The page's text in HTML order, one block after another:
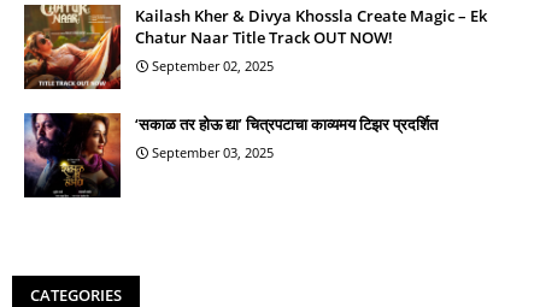
Kailash Kher & Divya Khossla Create Magic – Ek
Chatur Naar Title Track OUT NOW!
September 02, 2025
‘सकाळ तर होऊ द्या’ चित्रपटाचा काव्यमय टिझर प्रदर्शित
September 03, 2025
CATEGORIES